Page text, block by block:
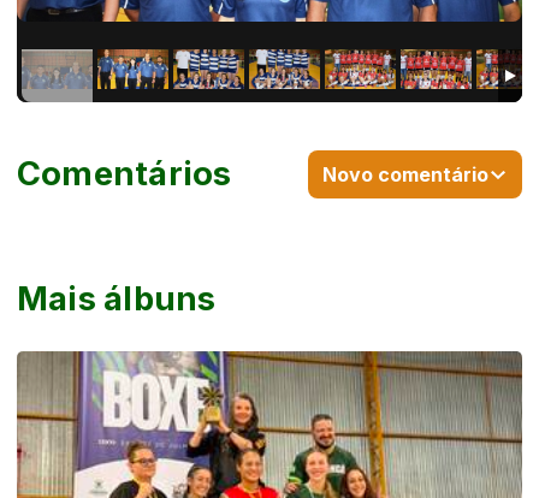
Mais álbuns
Comentários Novo comentário